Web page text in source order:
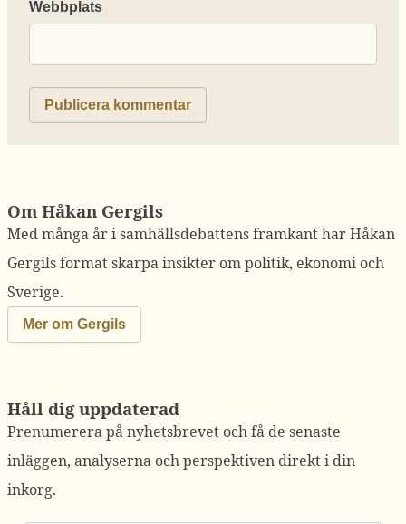
Webbplats
Om Håkan Gergils
Med många år i samhällsdebattens framkant har Håkan
Gergils format skarpa insikter om politik, ekonomi och
Sverige.
Mer om Gergils
Håll dig uppdaterad
Prenumerera på nyhetsbrevet och få de senaste
inläggen, analyserna och perspektiven direkt i din
inkorg.